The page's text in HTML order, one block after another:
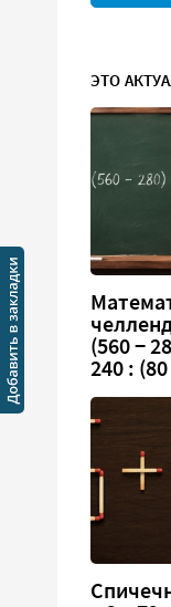
ЭТО
(560 −
240 :